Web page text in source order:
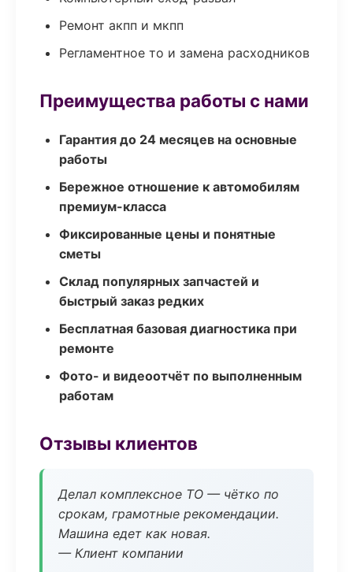
Ремонт акпп и мкпп
Регламентное то и замена расходников
Преимущества работы с нами
Гарантия до 24 месяцев на основные
работы
Бережное отношение к автомобилям
премиум-класса
Фиксированные цены и понятные
сметы
Склад популярных запчастей и
быстрый заказ редких
Бесплатная базовая диагностика при
ремонте
Фото- и видеоотчёт по выполненным
работам
Отзывы клиентов
Делал комплексное ТО — чётко по
срокам, грамотные рекомендации.
Машина едет как новая.
— Клиент компании